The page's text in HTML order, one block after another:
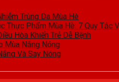
Trùng Da Mùa Hè
Thực Phẩm Mùa Hè: 7 Quy Tắc
Hòa Khiến Trẻ Dễ Bệnh
Mùa Nắng Nóng
Và Say Nóng